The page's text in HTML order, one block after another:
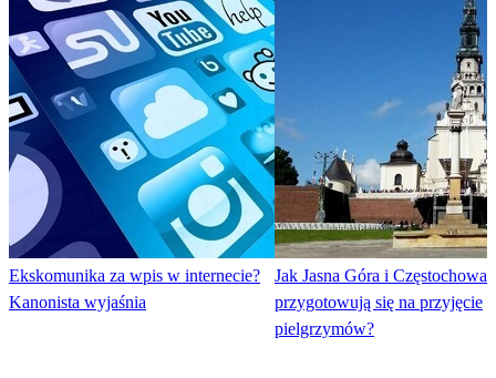
Ekskomunika za wpis w internecie?
Kanonista wyjaśnia
Jak Jasna Góra i Częstochowa
przygotowują się na przyjęcie
pielgrzymów?